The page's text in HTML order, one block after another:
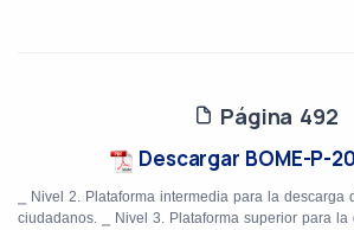
Página 492
Descargar BOME-P-
Nivel 2. Plataforma intermedia para la descarga
ciudadanos.
Nivel 3. Plataforma superior para